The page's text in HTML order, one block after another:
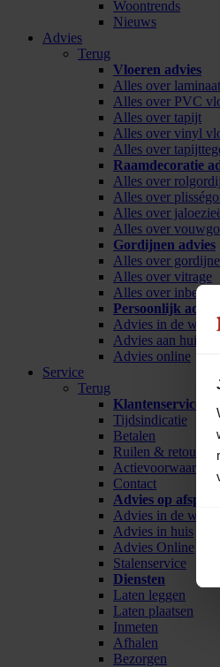
Woontrends
Nieuws
Advies
Terug
Vloeren advies
Alles over laminaat
Alles over PVC
Alles over tapijt
Alles over vinyl
Alles over
Raamdecoratie
Alles over
Alles over
Alles over
Alles over
Gordijnen advies
Alles over
Alles over vitrage
Alles over
Persoonlijk advies
Advies in de winkel
Advies aan huis
Advies online
Service
Terug
Klantenservice
Tijdsindicatie
Betalen
Ruilen & retour
Actievoorwaarden
Contact
Advies op
Advies in de winkel
Advies in huis
Advies Online
Stalenservice
Diensten
Laten leggen
Laten plaatsen
Inmeten
Afhalen
Bezorgen